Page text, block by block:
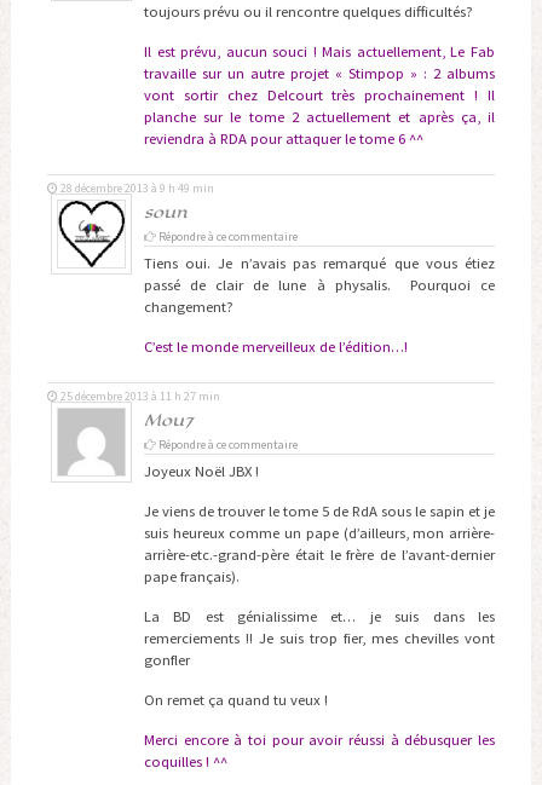
toujours prévu ou il rencontre quelques difficultés?
Il est prévu, aucun souci ! Mais actuellement, Le Fab
travaille sur un autre projet « Stimpop » : 2 albums
vont sortir chez Delcourt très prochainement ! Il
planche sur le tome 2 actuellement et après ça, il
reviendra à RDA pour attaquer le tome 6 ^^
soun
28 décembre 2013 à 9 h 49 min
Répondre à ce commentaire
Tiens oui. Je n’avais pas remarqué que vous étiez
passé de clair de lune à physalis. Pourquoi ce
changement?
C’est le monde merveilleux de l’édition…!
Mou7
25 décembre 2013 à 11 h 27 min
Répondre à ce commentaire
Joyeux Noël JBX !
Je viens de trouver le tome 5 de RdA sous le sapin et je
suis heureux comme un pape (d’ailleurs, mon arrière-
arrière-etc.-grand-père était le frère de l’avant-dernier
pape français).
La BD est génialissime et… je suis dans les
remerciements !! Je suis trop fier, mes chevilles vont
gonfler
On remet ça quand tu veux !
Merci encore à toi pour avoir réussi à débusquer les
coquilles ! ^^